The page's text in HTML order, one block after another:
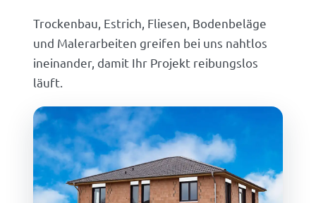
Trockenbau, Estrich, Fliesen, Bodenbeläge
und Malerarbeiten greifen bei uns nahtlos
ineinander, damit Ihr Projekt reibungslos
läuft.